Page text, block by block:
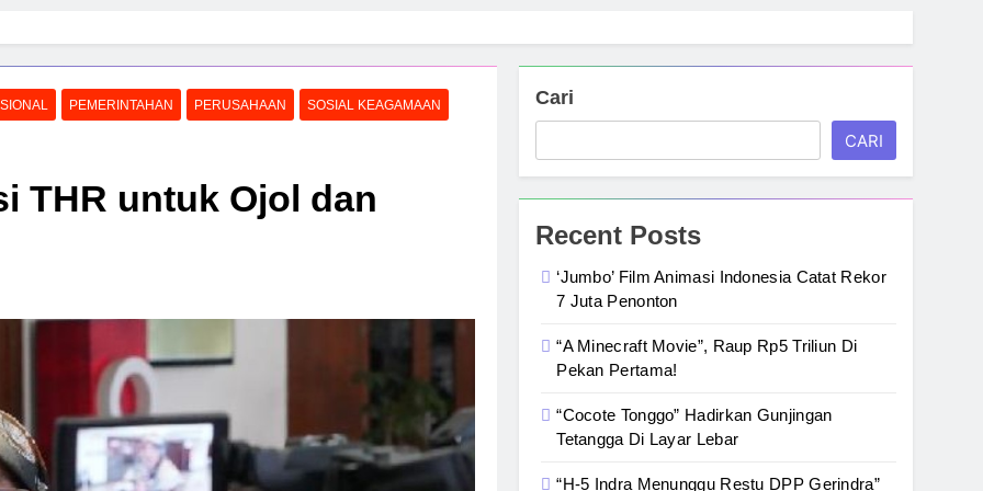
PEMERINTAHAN PERUSAHAAN SOSIAL KEAGAMAAN
THR untuk Ojol dan
Cari
CARI
Recent Posts
‘Jumbo’ Film Animasi Indonesia Catat Rekor
7 Juta Penonton
“A Minecraft Movie”, Raup Rp5 Triliun Di
Pekan Pertama!
“Cocote Tonggo” Hadirkan Gunjingan
Tetangga Di Layar Lebar
“H-5 Indra Menunggu Restu DPP Gerindra”